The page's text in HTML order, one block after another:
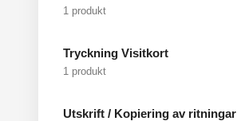
1 produkt
Tryckning Visitkort
1 produkt
Utskrift / Kopiering av ritningar